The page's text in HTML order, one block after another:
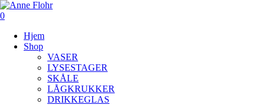
Skip
to
content
0
Hjem
Shop
VASER
LYSESTAGER
SKÅLE
LÅGKRUKKER
DRIKKEGLAS